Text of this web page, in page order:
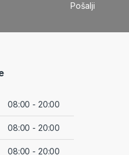
08:00 - 20:00
08:00 - 20:00
08:00 - 20:00